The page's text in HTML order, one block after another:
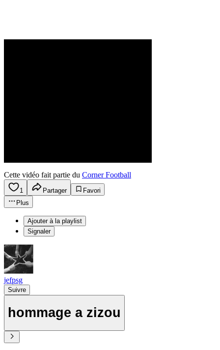
Cette vidéo fait partie du Corner Football
1 Partager
Favori
Plus
Ajouter à la playlist
Signaler
jefpsg
Suivre
hommage a zizou